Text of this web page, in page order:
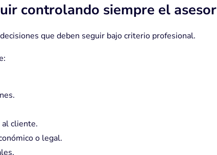
controlando siempre el asesor
que deben seguir bajo criterio profesional.
al cliente.
o legal.